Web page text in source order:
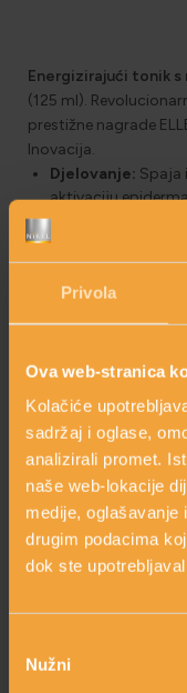
Privola
Ova web-stranica
Kolačiće
sadržaj i oglase,
analizirali promet.
naše web-lokacije
medije, oglašavanje
drugim podacima
dok ste
pristanka
Nužni
Energizirajući tonik
(125 ml).
prestižne nagrade
Inovacija.
Djelovanje: Spaja
aktivaciju
Zaštita:
Matične
hidrolat
Rezultat:
trenutačnu
je prirodni bogati
se topi pod prstima i
Djelovanje
:
postojanost
Sastav : Moćna
badema, masline,
Rezultat:
ostavlja
sinergijski protiv
Stop dehidraciji: